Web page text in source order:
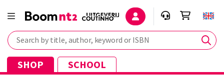
Search by title, author, keyword or ISBN
SHOP SCHOOL